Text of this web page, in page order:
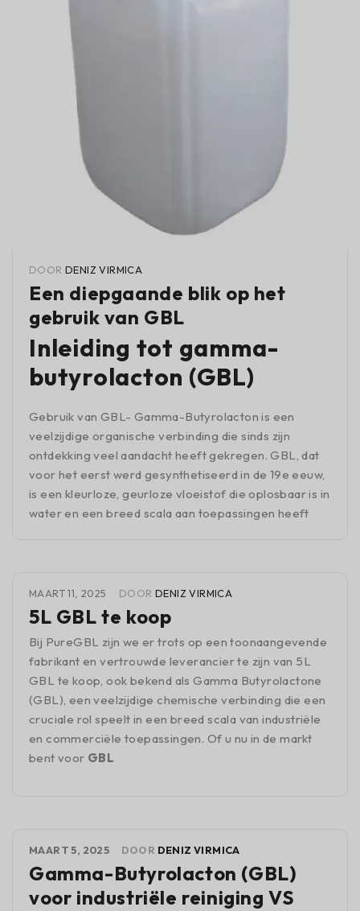
DOOR DENIZ VIRMICA
Een diepgaande blik op het
gebruik van GBL
Inleiding tot gamma-
butyrolacton (GBL)
Gebruik van GBL- Gamma-Butyrolacton is een
veelzijdige organische verbinding die sinds zijn
ontdekking veel aandacht heeft gekregen. GBL, dat
voor het eerst werd gesynthetiseerd in de 19e eeuw,
is een kleurloze, geurloze vloeistof die oplosbaar is in
water en een breed scala aan toepassingen heeft
MAART 11, 2025 DOOR DENIZ VIRMICA
5L GBL te koop
Bij PureGBL zijn we er trots op een toonaangevende
fabrikant en vertrouwde leverancier te zijn van 5L
GBL te koop, ook bekend als Gamma Butyrolactone
(GBL), een veelzijdige chemische verbinding die een
cruciale rol speelt in een breed scala van industriële
en commerciële toepassingen. Of u nu in de markt
bent voor GBL
MAART 5, 2025 DOOR DENIZ VIRMICA
Gamma-Butyrolacton (GBL)
voor industriële reiniging VS